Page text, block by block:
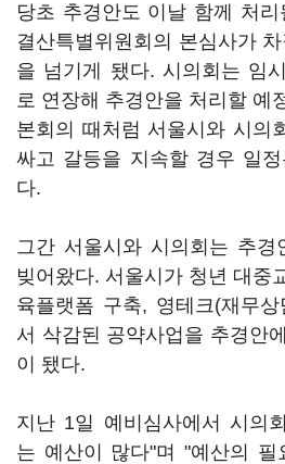
당초 추경안도 이날 함께 처
결산특별위원회의 본심사가
을 넘기게 됐다. 시의회는 임
로 연장해 추경안을 처리할 예
본회의 때처럼 서울시와 시의
싸고 갈등을 지속할 경우 일
다.
그간 서울시와 시의회는 추경
빚어왔다. 서울시가 청년 대중
육플랫폼 구축, 영테크(재무
서 삭감된 공약사업을 추경안
이 됐다.
지난 1일 예비심사에서 시의
는 예산이 많다"며 "예산의 필